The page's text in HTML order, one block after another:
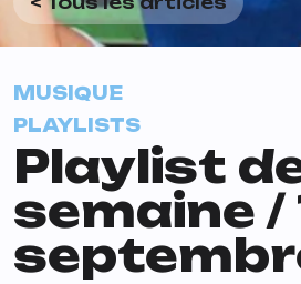
MUSIQUE
PLAYLISTS
Playlist
semaine /